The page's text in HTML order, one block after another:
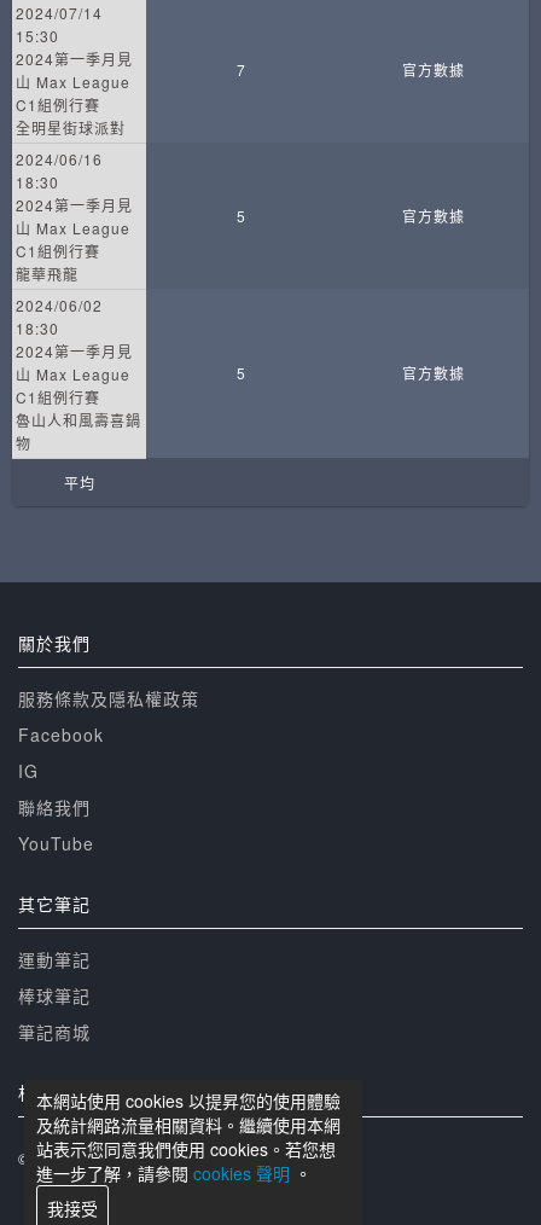
2024/07/14
15:30
2024第一季月見
山 Max League
C1組例行賽
全明星街球派對
7 官方數據
2024/06/16
18:30
2024第一季月見
山 Max League
C1組例行賽
龍華飛龍
5 官方數據
2024/06/02
18:30
2024第一季月見
山 Max League
C1組例行賽
魯山人和風壽喜鍋
物
5 官方數據
平均
本網站使用 cookies 以提昇您的使用體驗
及統計網路流量相關資料。繼續使用本網
站表示您同意我們使用 cookies。若您想
進一步了解，請參閱 cookies 聲明 。
我接受
關於我們
服務條款及隱私權政策
Facebook
IG
聯絡我們
YouTube
其它筆記
運動筆記
棒球筆記
筆記商城
相關網站
© 籃球筆記 版權所有